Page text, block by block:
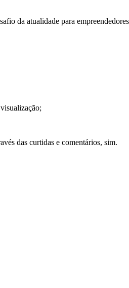
da atualidade para
das curtidas e comentários, sim.